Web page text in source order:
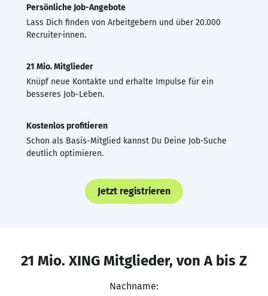
Persönliche Job-Angebote
Lass Dich finden von Arbeitgebern und über 20.000
Recruiter·innen.
21 Mio. Mitglieder
Knüpf neue Kontakte und erhalte Impulse für ein
besseres Job-Leben.
Kostenlos profitieren
Schon als Basis-Mitglied kannst Du Deine Job-Suche
deutlich optimieren.
Jetzt registrieren
21 Mio. XING Mitglieder, von A bis Z
Nachname: